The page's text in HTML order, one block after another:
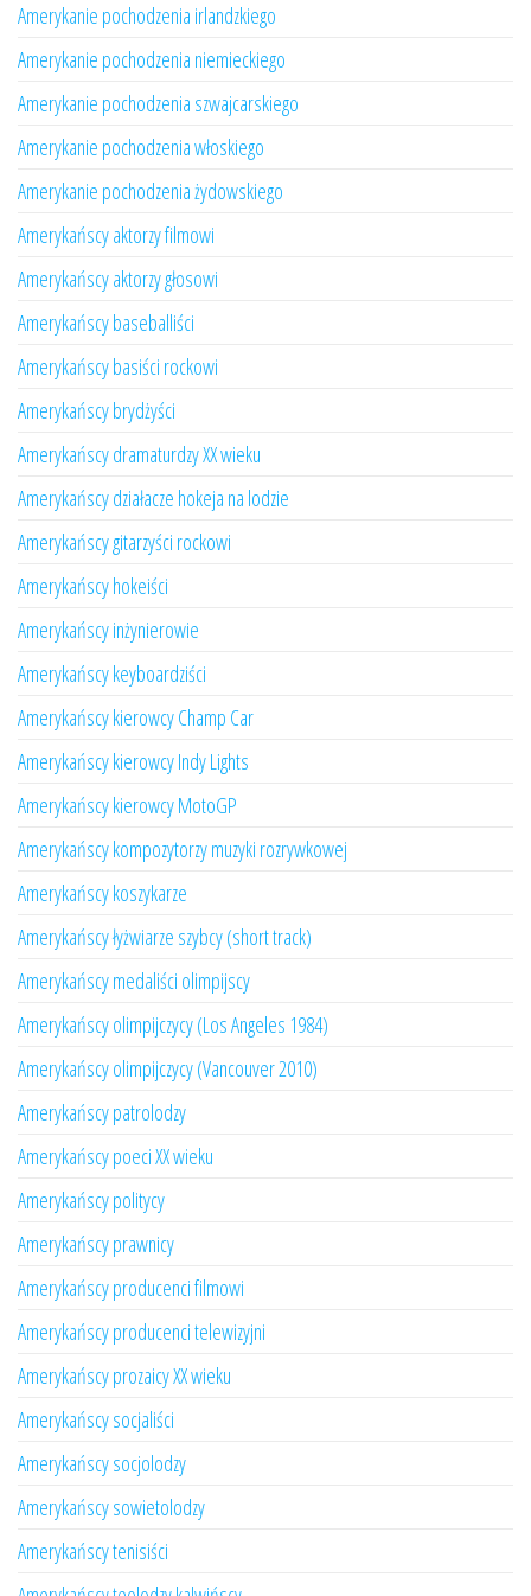
Amerykanie pochodzenia irlandzkiego
Amerykanie pochodzenia niemieckiego
Amerykanie pochodzenia szwajcarskiego
Amerykanie pochodzenia włoskiego
Amerykanie pochodzenia żydowskiego
Amerykańscy aktorzy filmowi
Amerykańscy aktorzy głosowi
Amerykańscy baseballiści
Amerykańscy basiści rockowi
Amerykańscy brydżyści
Amerykańscy dramaturdzy XX wieku
Amerykańscy działacze hokeja na lodzie
Amerykańscy gitarzyści rockowi
Amerykańscy hokeiści
Amerykańscy inżynierowie
Amerykańscy keyboardziści
Amerykańscy kierowcy Champ Car
Amerykańscy kierowcy Indy Lights
Amerykańscy kierowcy MotoGP
Amerykańscy kompozytorzy muzyki rozrywkowej
Amerykańscy koszykarze
Amerykańscy łyżwiarze szybcy (short track)
Amerykańscy medaliści olimpijscy
Amerykańscy olimpijczycy (Los Angeles 1984)
Amerykańscy olimpijczycy (Vancouver 2010)
Amerykańscy patrolodzy
Amerykańscy poeci XX wieku
Amerykańscy politycy
Amerykańscy prawnicy
Amerykańscy producenci filmowi
Amerykańscy producenci telewizyjni
Amerykańscy prozaicy XX wieku
Amerykańscy socjaliści
Amerykańscy socjolodzy
Amerykańscy sowietolodzy
Amerykańscy tenisiści